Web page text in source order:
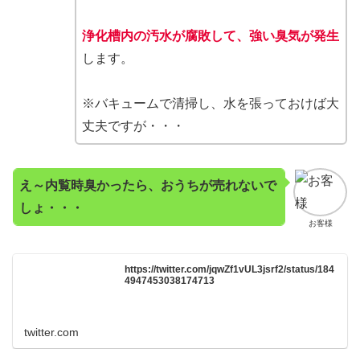
浄化槽内の汚水が腐敗して、強い臭気が発生
します。
※バキュームで清掃し、水を張っておけば大
丈夫ですが・・・
お客様
え～内覧時臭かったら、おうちが売れないで
しょ・・・
https://twitter.com/jqwZf1vUL3jsrf2/status/184
4947453038174713
twitter.com